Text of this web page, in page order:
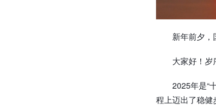
新年前夕，
大家好！岁
2025年是“
程上迈出了稳